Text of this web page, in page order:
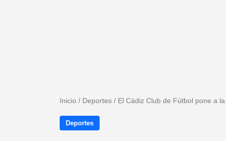
Inicio / Deportes / El Cádiz Club de Fútbol pone a
Deportes